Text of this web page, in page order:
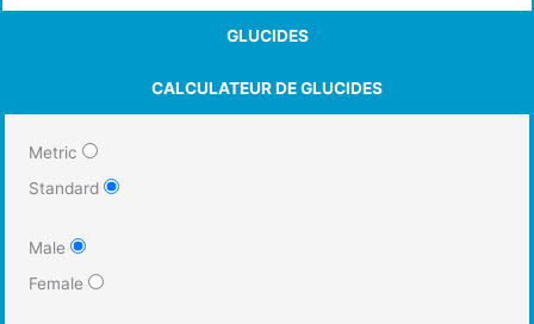
GLUCIDES
CALCULATEUR DE GLUCIDES
Metric
Standard
Male
Female